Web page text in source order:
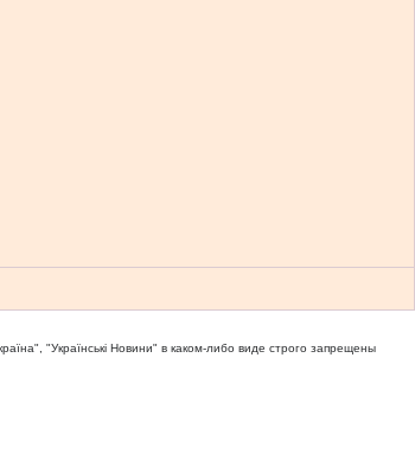
"Українськi Новини" в каком-либо виде строго запрещены